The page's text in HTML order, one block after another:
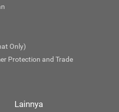
Only)
Protection and Trade
Lainnya